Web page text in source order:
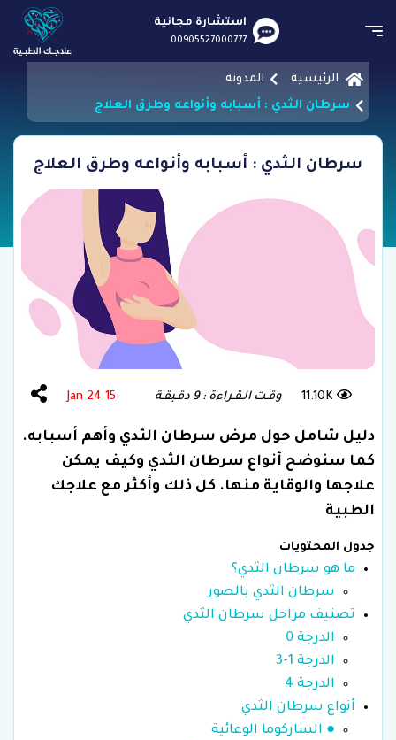
استشارة مجانية
00905527000777
الرئيسية
المدونة
سرطان الثدي : أسبابه وأنواعه وطرق العلاج
سرطان الثدي : أسبابه وأنواعه وطرق العلاج
11.10K وقـت الـقـراءة : 9 دقـيقـة 15 Jan 24
دليل شامل حول مرض سرطان الثدي وأهم أسبابه.
كما سنوضح أنواع سرطان الثدي وكيف يمكن
علاجها والوقاية منها. كل ذلك وأكثر مع علاجك
الطبية
جدول المحتويات
ما هو سرطان الثدي؟
سرطان الثدي بالصور
تصنيف مراحل سرطان الثدي
الدرجة 0
الدرجة 1-3
الدرجة 4
أنواع سرطان الثدي
● الساركوما الوعائية